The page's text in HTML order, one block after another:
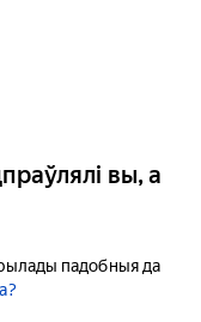
вы, а
падобныя да